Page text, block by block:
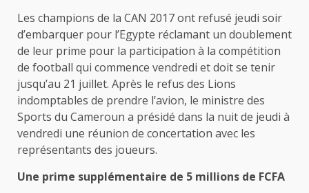
Les champions de la CAN 2017 ont refusé jeudi soir
d’embarquer pour l’Egypte réclamant un doublement
de leur prime pour la participation à la compétition
de football qui commence vendredi et doit se tenir
jusqu’au 21 juillet. Après le refus des Lions
indomptables de prendre l’avion, le ministre des
Sports du Cameroun a présidé dans la nuit de jeudi à
vendredi une réunion de concertation avec les
représentants des joueurs.
Une prime supplémentaire de 5 millions de FCFA